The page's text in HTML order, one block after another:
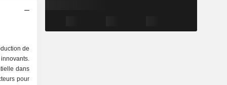
de
dans
pour